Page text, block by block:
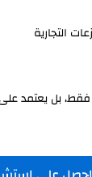
التجارية
بل يعتمد